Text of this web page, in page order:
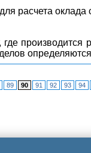
расчета оклада
производится
89 90 91 92 93 94